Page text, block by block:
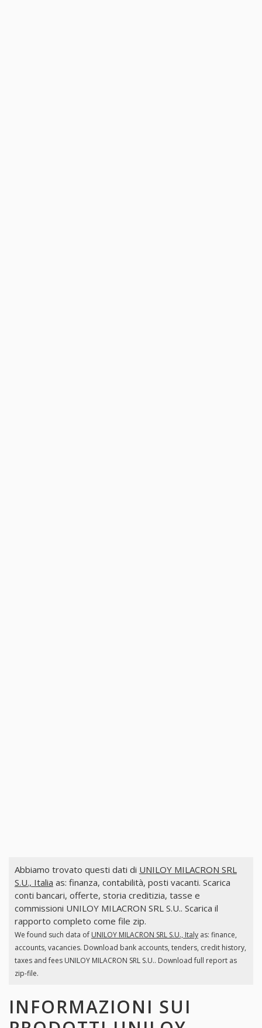
Abbiamo trovato questi dati di UNILOY MILACRON SRL
S.U., Italia as: finanza, contabilità, posti vacanti. Scarica
conti bancari, offerte, storia creditizia, tasse e
commissioni UNILOY MILACRON SRL S.U.. Scarica il
rapporto completo come file zip.
We found such data of UNILOY MILACRON SRL S.U., Italyas: finance,
accounts, vacancies. Download bank accounts, tenders, credit history,
taxes and fees UNILOY MILACRON SRL S.U.. Download full report as
zip-file.
INFORMAZIONI SUI